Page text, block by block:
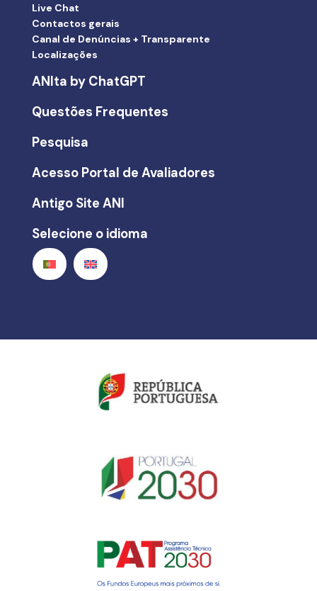
Live Chat
Contactos gerais
Canal de Denúncias + Transparente
Localizações
ANIta by ChatGPT
Questões Frequentes
Pesquisa
Acesso Portal de Avaliadores
Antigo Site ANI
Selecione o idioma